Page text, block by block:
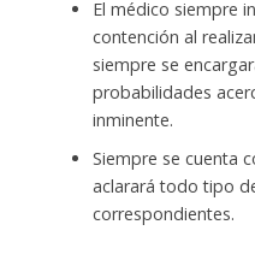
El médico siempre
contención al
siempre se
probabilidades
inminente.
Siempre se cuenta
aclarará todo tipo
correspondientes.